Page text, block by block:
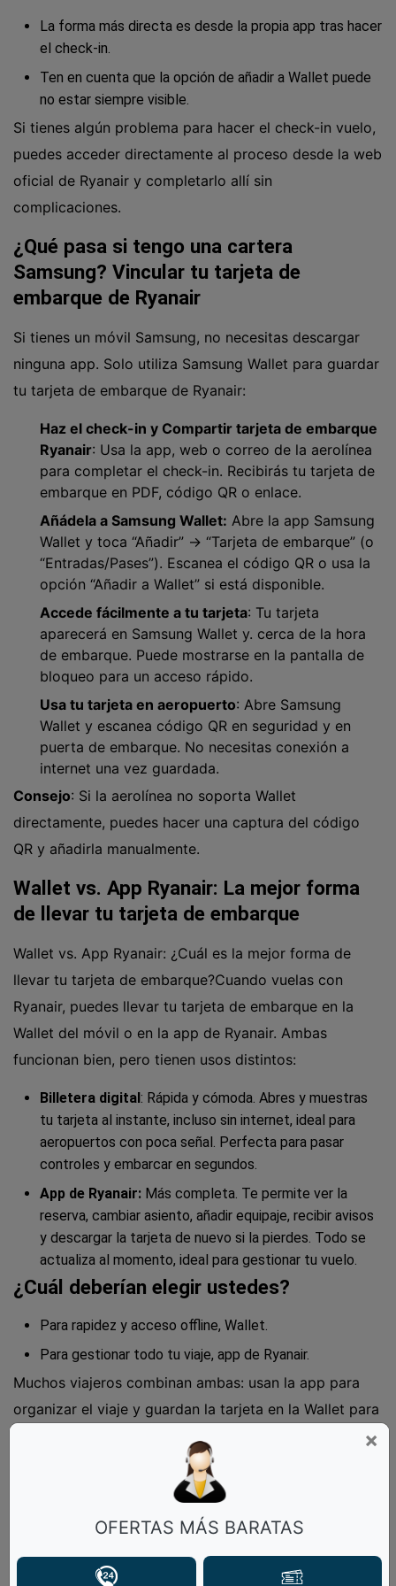
La forma más directa es desde la propia app tras hacer
el check-in.
Ten en cuenta que la opción de añadir a Wallet puede
no estar siempre visible.
Si tienes algún problema para hacer el check-in vuelo,
puedes acceder directamente al proceso desde la web
oficial de Ryanair y completarlo allí sin
complicaciones.
¿Qué pasa si tengo una cartera
Samsung? Vincular tu tarjeta de
embarque de Ryanair
Si tienes un móvil Samsung, no necesitas descargar
ninguna app. Solo utiliza Samsung Wallet para guardar
tu tarjeta de embarque de Ryanair:
Haz el check-in y Compartir tarjeta de embarque
Ryanair: Usa la app, web o correo de la aerolínea
para completar el check-in. Recibirás tu tarjeta de
embarque en PDF, código QR o enlace.
Añádela a Samsung Wallet: Abre la app Samsung
Wallet y toca “Añadir” → “Tarjeta de embarque” (o
“Entradas/Pases”). Escanea el código QR o usa la
opción “Añadir a Wallet” si está disponible.
Accede fácilmente a tu tarjeta: Tu tarjeta
aparecerá en Samsung Wallet y. cerca de la hora
de embarque. Puede mostrarse en la pantalla de
bloqueo para un acceso rápido.
Usa tu tarjeta en aeropuerto: Abre Samsung
Wallet y escanea código QR en seguridad y en
puerta de embarque. No necesitas conexión a
internet una vez guardada.
Consejo: Si la aerolínea no soporta Wallet
directamente, puedes hacer una captura del código
QR y añadirla manualmente.
Wallet vs. App Ryanair: La mejor forma
de llevar tu tarjeta de embarque
Wallet vs. App Ryanair: ¿Cuál es la mejor forma de
llevar tu tarjeta de embarque?Cuando vuelas con
Ryanair, puedes llevar tu tarjeta de embarque en la
Wallet del móvil o en la app de Ryanair. Ambas
funcionan bien, pero tienen usos distintos:
Billetera digital : Rápida y cómoda. Abres y muestras
tu tarjeta al instante, incluso sin internet, ideal para
aeropuertos con poca señal. Perfecta para pasar
controles y embarcar en segundos.
App de Ryanair: Más completa. Te permite ver la
reserva, cambiar asiento, añadir equipaje, recibir avisos
y descargar la tarjeta de nuevo si la pierdes. Todo se
actualiza al momento, ideal para gestionar tu vuelo.
¿Cuál deberían elegir ustedes?
Para rapidez y acceso offline, Wallet.
Para gestionar todo tu viaje, app de Ryanair.
Muchos viajeros combinan ambas: usan la app para
organizar el viaje y guardan la tarjeta en la Wallet para
¿Cómo funciona tarjeta de embarque
digital de Ryanair?
Tarjeta de embarque digital de Ryanair es versión
×
OFERTAS MÁS BARATAS